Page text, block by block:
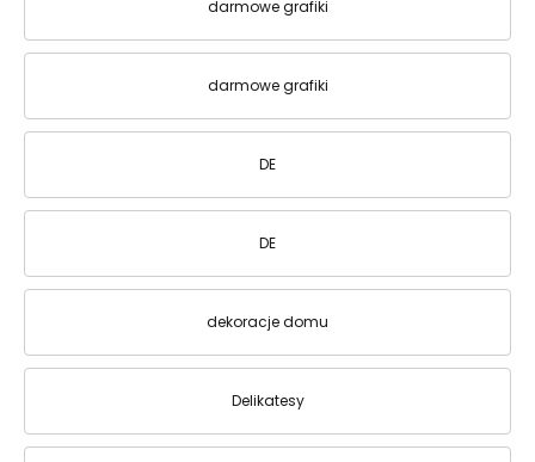
darmowe grafiki
darmowe grafiki
DE
DE
dekoracje domu
Delikatesy